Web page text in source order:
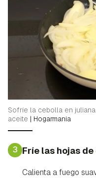
Sofríe la cebolla en
aceite | Hogarmania
3 Fríe las hojas
Calienta a fuego